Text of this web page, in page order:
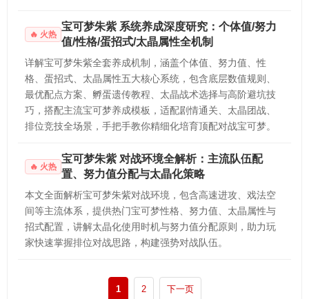
火热
宝可梦朱紫 系统养成深度研究：个体值/努力
值/性格/蛋招式/太晶属性全机制
详解宝可梦朱紫全套养成机制，涵盖个体值、努力值、性
格、蛋招式、太晶属性五大核心系统，包含底层数值规则、
最优配点方案、孵蛋遗传教程、太晶战术选择与高阶避坑技
巧，搭配主流宝可梦养成模板，适配剧情通关、太晶团战、
排位竞技全场景，手把手教你精细化培育顶配对战宝可梦。
火热
宝可梦朱紫 对战环境全解析：主流队伍配
置、努力值分配与太晶化策略
本文全面解析宝可梦朱紫对战环境，包含高速进攻、戏法空
间等主流体系，提供热门宝可梦性格、努力值、太晶属性与
招式配置，讲解太晶化使用时机与努力值分配原则，助力玩
家快速掌握排位对战思路，构建强势对战队伍。
1 2 下一页